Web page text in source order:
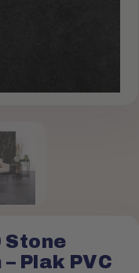
Stone
Plak PVC